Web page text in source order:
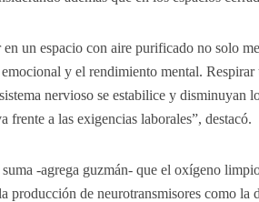
en un espacio con aire purificado no solo
emocional y el rendimiento mental.
nervioso se estabilice y disminuyan
frente a las exigencias laborales”, destacó.
suma -agrega guzmán- que el oxígeno
producción de neurotransmisores como la